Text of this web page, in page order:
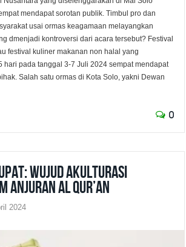
mendapat sorotan publik. Timbul pro dan
usai ormas keagamaan melayangkan
dmenjadi kontroversi dari acara tersebut? Festival
festival kuliner makanan non halal yang
hari pada tanggal 3-7 Juli 2024 sempat mendapat
Salah satu ormas di Kota Solo, yakni Dewan
0
Wujud Akulturasi
Anjuran Al Qur’an
2024